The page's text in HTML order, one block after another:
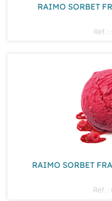
RAIMO SORBET
Réf. :
RAIMO SORBET
Réf. :